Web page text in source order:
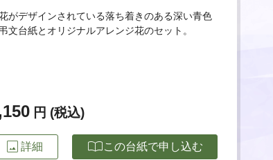
がデザインされている落ち着きのある深い青色
文台紙とオリジナルアレンジ花のセット。
円 (税込)
image詳細 import_contactsこの台紙で申し込む